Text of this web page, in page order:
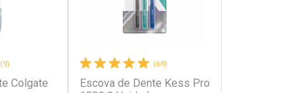
(9)
Colgate
(69)
Escova de Dente Kess Pro